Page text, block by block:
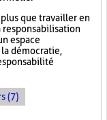
que travailler en
responsabilisation
espace
démocratie,
(7)